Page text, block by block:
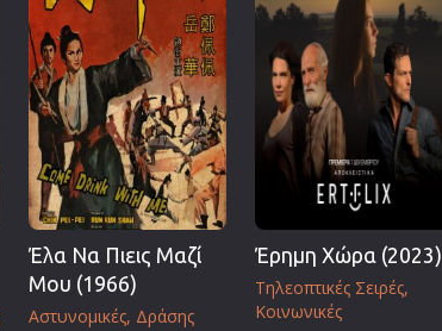
Έλα Να Πιεις Μαζί
Μου (1966)
Αστυνομικές Δράσης
Έρημη Χώρα (2023)
Τηλεοπτικές Σειρές
Κοινωνικές